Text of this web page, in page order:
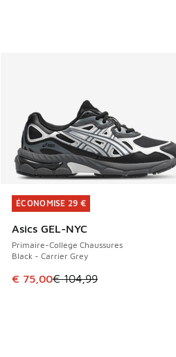
ÉCONOMISE 29 €
Asics GEL-NYC
Primaire-College Chaussures
Black - Carrier Grey
Cet article est en promotion.
€ 75,00€ 104,99
ÉCONOMISE 29 €